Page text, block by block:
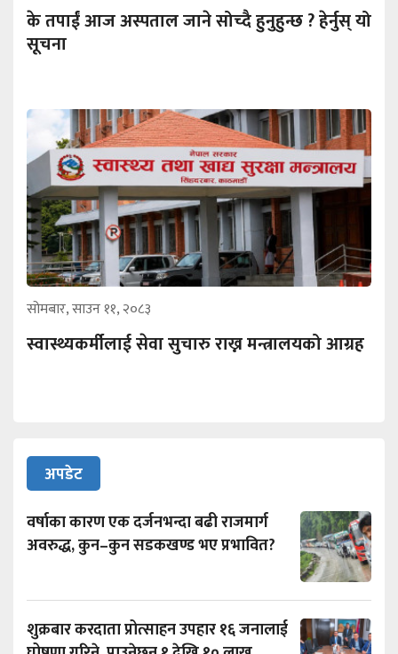
के तपाईं आज अस्पताल जाने सोच्दै हुनुहुन्छ ? हेर्नुस् यो
सूचना
सोमबार, साउन ११, २०८३
स्वास्थ्यकर्मीलाई सेवा सुचारु राख्न मन्त्रालयको आग्रह
अपडेट
वर्षाका कारण एक दर्जनभन्दा बढी राजमार्ग
अवरुद्ध, कुन–कुन सडकखण्ड भए प्रभावित?
शुक्रबार करदाता प्रोत्साहन उपहार १६ जनालाई